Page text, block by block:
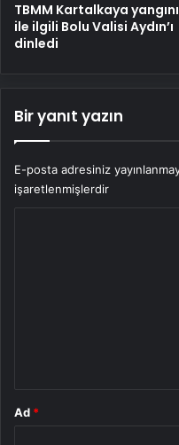
TBMM Kartalkaya yangını
ile ilgili Bolu Valisi Aydın’ı
dinledi
Bir yanıt yazın
E-posta adresiniz
işaretlenmişlerdir
Ad *